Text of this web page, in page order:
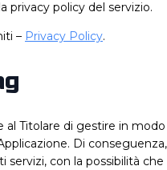
privacy policy del servizio.
– Privacy Policy.
al Titolare di gestire in
Di
servizi, con la possibilità